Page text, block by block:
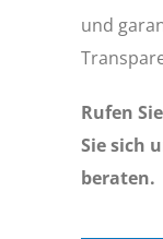
und
Rufen
Sie sich
beraten.